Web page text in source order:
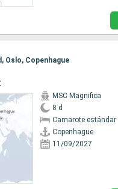
Oslo, Copenhague
MSC Magnifica
8 d
Camarote estándar
Copenhague
11/09/2027